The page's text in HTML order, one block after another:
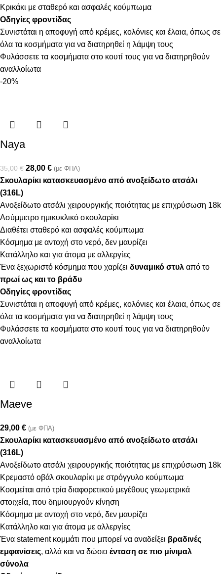
Κρικάκι με σταθερό και ασφαλές κούμπωμα
Οδηγίες φροντίδας
Συνιστάται η αποφυγή από κρέμες, κολόνιες και έλαια, όπως σε
όλα τα κοσμήματα για να διατηρηθεί η λάμψη τους
Φυλάσσετε τα κοσμήματα στο κουτί τους για να διατηρηθούν
αναλλοίωτα
-20%
Naya
35,00€ 28,00 € (με ΦΠΑ)
Σκουλαρίκι κατασκευασμένο από ανοξείδωτο ατσάλι
(316L)
Ανοξείδωτο ατσάλι χειρουργικής ποιότητας με επιχρύσωση 18k
Ασύμμετρο ημικυκλικό σκουλαρίκι
Διαθέτει σταθερό και ασφαλές κούμπωμα
Κόσμημα με αντοχή στο νερό, δεν μαυρίζει
Κατάλληλο και για άτομα με αλλεργίες
Ένα ξεχωριστό κόσμημα που χαρίζει δυναμικό στυλ από το
πρωί ως και το βράδυ
Οδηγίες φροντίδας
Συνιστάται η αποφυγή από κρέμες, κολόνιες και έλαια, όπως σε
όλα τα κοσμήματα για να διατηρηθεί η λάμψη τους
Φυλάσσετε τα κοσμήματα στο κουτί τους για να διατηρηθούν
αναλλοίωτα
Maeve
29,00 € (με ΦΠΑ)
Σκουλαρίκι κατασκευασμένο από ανοξείδωτο ατσάλι
(316L)
Ανοξείδωτο ατσάλι χειρουργικής ποιότητας με επιχρύσωση 18k
Κρεμαστό οβάλ σκουλαρίκι με στρόγγυλο κούμπωμα
Κοσμείται από τρία διαφορετικού μεγέθους γεωμετρικά
στοιχεία, που δημιουργούν κίνηση
Κόσμημα με αντοχή στο νερό, δεν μαυρίζει
Κατάλληλο και για άτομα με αλλεργίες
Ένα statement κομμάτι που μπορεί να αναδείξει βραδινές
εμφανίσεις, αλλά και να δώσει ένταση σε πιο μίνιμαλ
σύνολα